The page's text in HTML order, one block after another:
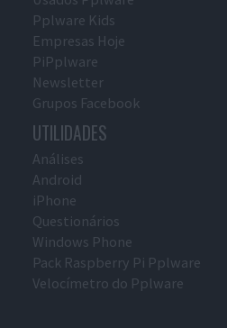
Pplware Kids
Empresas Hoje
PiPplware
Newsletter
Grupos Facebook
UTILIDADES
Análises
Android
iPhone
Questionários
Windows Phone
Pack Raspberry Pi Pplware
Velocímetro do Pplware